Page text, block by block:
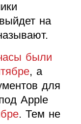
на
были
, а
для
Apple
. Тем не